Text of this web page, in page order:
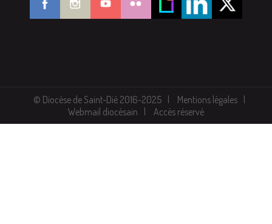
© Diocèse de Saint-Dié 2016-2025
Mentions légales
Webmail diocésain
Accès réservé